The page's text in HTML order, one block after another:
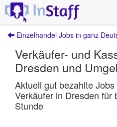
Einzelhandel Jobs in ganz
Verkäufer- und
Dresden und
Aktuell gut bezahlte
Verkäufer in Dresden für
Stunde